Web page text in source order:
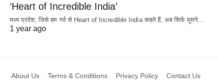
‘Heart of Incredible India’
मध्य प्रदेश, जिसे हम गर्व से Heart of Incredible India कहते हैं, अब सिर्फ घूमने…
1 year ago
About Us Terms & Conditions Privacy Policy Contact Us